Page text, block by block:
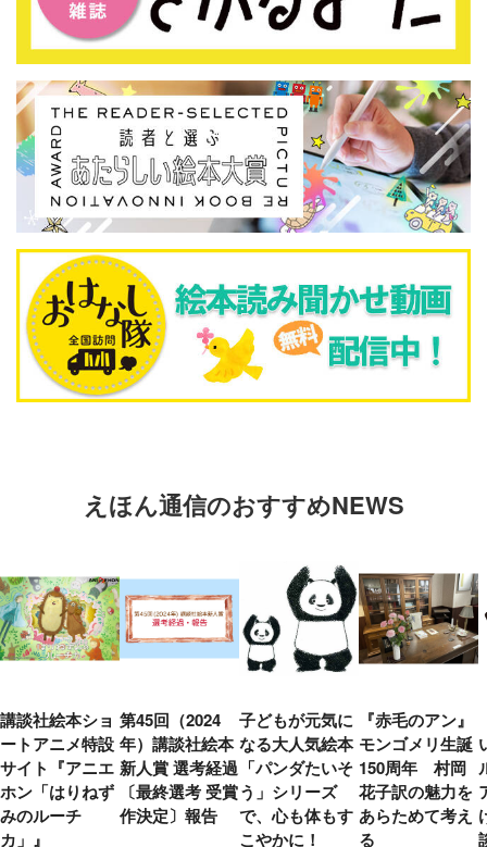
えほん通信のおすすめNEWS
講談社絵本ショ
ートアニメ特設
サイト『アニエ
ホン「はりねず
みのルーチ
カ」』
第45回（2024
年）講談社絵本
新人賞 選考経過
〔最終選考 受賞
作決定〕報告
子どもが元気に
なる大人気絵本
「パンダたいそ
う」シリーズ
で、心も体もす
こやかに！
『赤毛のアン』
モンゴメリ生誕
150周年 村岡
花子訳の魅力を
あらためて考え
る